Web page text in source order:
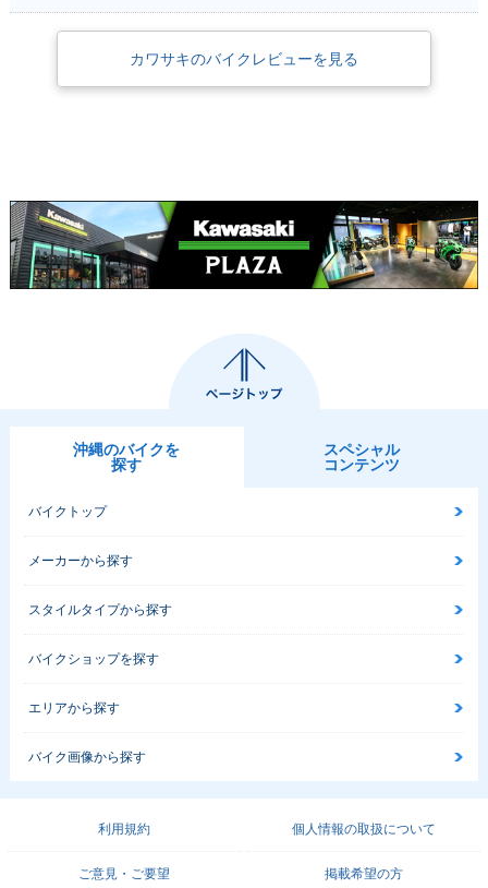
カワサキのバイクレビューを見る
沖縄のバイクを
探す
スペシャル
コンテンツ
バイクトップ
メーカーから探す
スタイルタイプから探す
バイクショップを探す
エリアから探す
バイク画像から探す
利用規約 個人情報の取扱について
ご意見・ご要望 掲載希望の方